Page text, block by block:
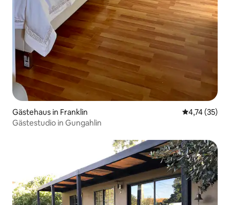
Gästehaus in Franklin
4,74 (35)
Gästestudio in Gungahlin